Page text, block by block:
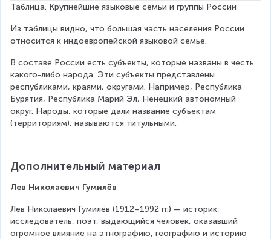
Таблица. Крупнейшие языковые семьи и группы России
Из таблицы видно, что большая часть населения России
относится к индоевропейской языковой семье.
В составе России есть субъекты, которые названы в честь
какого-либо народа. Эти субъекты представлены
республиками, краями, округами. Например, Республика
Бурятия, Республика Марий Эл, Ненецкий автономный
округ. Народы, которые дали название субъектам
(территориям), называются титульными.
Дополнительный материал
Лев Николаевич Гумилёв
Лев Николаевич Гумилёв (1912–1992 гг.) — историк,
исследователь, поэт, выдающийся человек, оказавший
огромное влияние на этнографию, географию и историю